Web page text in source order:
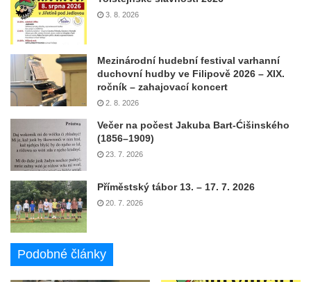
3. 8. 2026
Mezinárodní hudební festival varhanní
duchovní hudby ve Filipově 2026 – XIX.
ročník – zahajovací koncert
2. 8. 2026
Večer na počest Jakuba Bart-Ćišinského
(1856–1909)
23. 7. 2026
Příměstský tábor 13. – 17. 7. 2026
20. 7. 2026
Podobné články